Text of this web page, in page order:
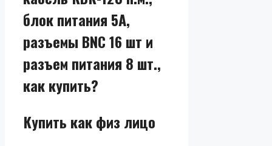
блок питания 5А,
разъемы BNC 16 шт и
разъем питания 8 шт.,
как купить?
Купить как физ лицо